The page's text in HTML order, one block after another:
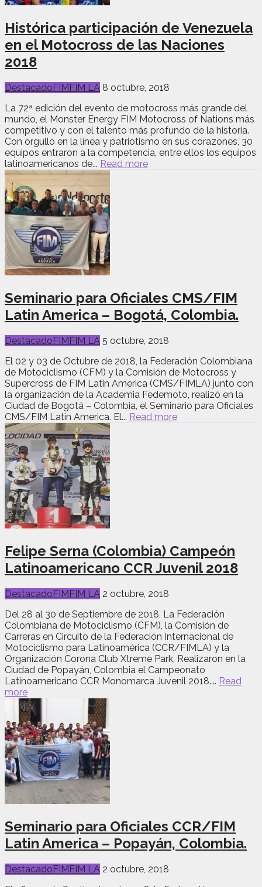
Histórica participación de Venezuela
en el Motocross de las Naciones
2018
DestacadoFIMFIM LA 8 octubre, 2018
La 72ª edición del evento de motocross más grande del
mundo, el Monster Energy FIM Motocross of Nations más
competitivo y con el talento más profundo de la historia.
Con orgullo en la línea y patriotismo en sus corazones, 30
equipos entraron a la competencia, entre ellos los equipos
latinoamericanos de... Read more
Seminario para Oficiales CMS/FIM
Latin America – Bogotá, Colombia.
DestacadoFIMFIM LA 5 octubre, 2018
El 02 y 03 de Octubre de 2018, la Federación Colombiana
de Motociclismo (CFM) y la Comisión de Motocross y
Supercross de FIM Latin America (CMS/FIMLA) junto con
la organización de la Academia Fedemoto, realizó en la
Ciudad de Bogotá – Colombia, el Seminario para Oficiales
CMS/FIM Latin America. El... Read more
Felipe Serna (Colombia) Campeón
Latinoamericano CCR Juvenil 2018
DestacadoFIMFIM LA 2 octubre, 2018
Del 28 al 30 de Septiembre de 2018, La Federación
Colombiana de Motociclismo (CFM), la Comisión de
Carreras en Circuito de la Federación Internacional de
Motociclismo para Latinoamérica (CCR/FIMLA) y la
Organización Corona Club Xtreme Park, Realizaron en la
Ciudad de Popayán, Colombia el Campeonato
Latinoamericano CCR Monomarca Juvenil 2018.... Read
more
Seminario para Oficiales CCR/FIM
Latin America – Popayán, Colombia.
DestacadoFIMFIM LA 2 octubre, 2018